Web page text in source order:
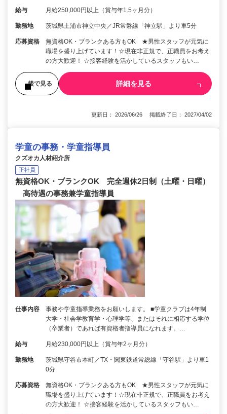
給与 月給250,000円以上（賞与年1.5ヶ月分）
勤務地 茨城県土浦市神立中央／JR常磐線「神立駅」より車5分
応募資格
無資格OK・ブランクある方もOK ★男性スタッフが元気に
職場を盛り上げています！☆現在非正規で、正職員をお考え
の方大歓迎！ ☆接客経験を活かしているスタッフもい…
後で見る 詳細を見る
更新日： 2026/06/26 掲載終了日： 2027/04/02
学童の事務・学童指導員
クズオカ人材紹介所
正社員
無資格OK・ブランクOK 完全週休2日制（土曜・日曜）
高待遇の事務兼学童指導員
仕事内容
事務や学童指導業務をお願いします。 ■学童クラブは4年制
大学・社会学教育学・心理学等、またはそれに相応する学位
（卒業者）であれば有資格者指導員になれます。…
給与 月給230,000円以上（賞与年2ヶ月分）
勤務地
茨城県守谷市本町／TX・関東鉄道常総線「守谷駅」より車1
0分
応募資格
無資格OK・ブランクある方もOK ★男性スタッフが元気に
職場を盛り上げています！☆現在非正規で、正職員をお考え
の方大歓迎！ ☆接客経験を活かしているスタッフもい…